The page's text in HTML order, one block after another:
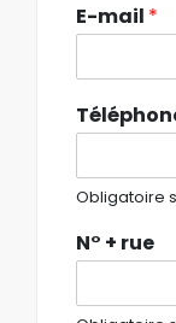
E-mail *
Obligatoire
N° + rue